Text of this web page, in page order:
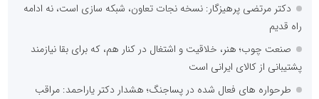
دکتر مرتضی پرهیزگار: نسخه نجات تعاون، شبکه سازی است، نه ادامه
راه قدیم
صنعت چوب؛ هنر، خلاقیت و اشتغال در کنار هم، که برای بقا نیازمند
پشتیبانی از کالای ایرانی است
طرحواره های فعال شده در پساجنگ؛ هشدار دکتر یاراحمد: مراقب